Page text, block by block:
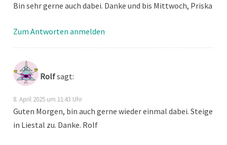
Bin sehr gerne auch dabei. Danke und bis Mittwoch, Priska
Zum Antworten anmelden
Rolfsagt:
8. April 2025 um 11:43 Uhr
Guten Morgen, bin auch gerne wieder einmal dabei. Steige
in Liestal zu. Danke. Rolf